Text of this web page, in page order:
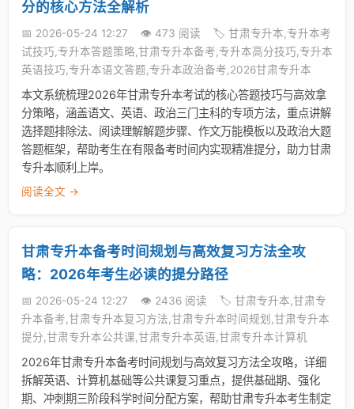
分的核心方法全解析
📅 2026-05-24 12:27 👁️ 473 阅读
🏷️ 甘肃专升本,专升本考
试技巧,专升本答题策略,甘肃专升本备考,专升本高分技巧,专升本
英语技巧,专升本语文答题,专升本政治备考,2026甘肃专升本
本文系统梳理2026年甘肃专升本考试的核心答题技巧与高效拿
分策略，涵盖语文、英语、政治三门主科的专项方法，重点讲解
选择题排除法、阅读理解解题步骤、作文万能模板以及政治大题
答题框架，帮助考生在有限备考时间内实现精准提分，助力甘肃
专升本顺利上岸。
阅读全文 →
甘肃专升本备考时间规划与高效复习方法全攻
略：2026年考生必读的提分路径
📅 2026-05-24 12:27 👁️ 2436 阅读
🏷️ 甘肃专升本,甘肃专
升本备考,甘肃专升本复习方法,甘肃专升本时间规划,甘肃专升本
提分,甘肃专升本公共课,甘肃专升本英语,甘肃专升本计算机
2026年甘肃专升本备考时间规划与高效复习方法全攻略，详细
拆解英语、计算机基础等公共课复习重点，提供基础期、强化
期、冲刺期三阶段科学时间分配方案，帮助甘肃专升本考生制定